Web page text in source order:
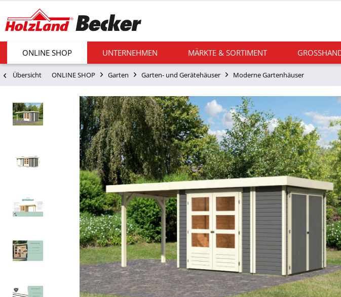
ONLINE SHOP UNTERNEHMEN MÄRKTE & SORTIMENT
Übersicht ONLINE SHOP Garten Garten- und Gerätehäuser Moderne Gartenhäuser